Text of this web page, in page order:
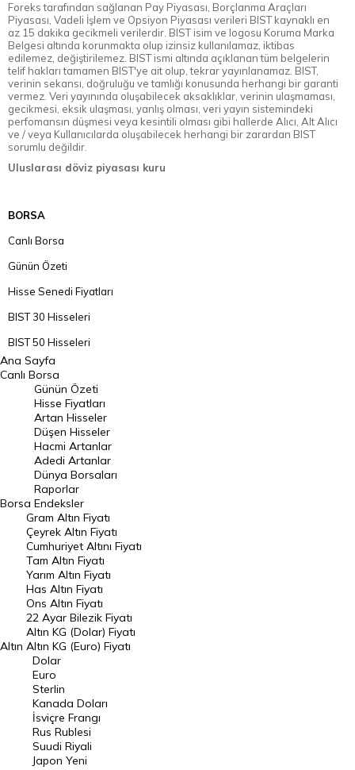
Foreks tarafından sağlanan Pay Piyasası, Borçlanma Araçları
Piyasası, Vadeli İşlem ve Opsiyon Piyasası verileri BIST kaynaklı en
az 15 dakika gecikmeli verilerdir. BIST isim ve logosu Koruma Marka
Belgesi altında korunmakta olup izinsiz kullanılamaz, iktibas
edilemez, değiştirilemez. BIST ismi altında açıklanan tüm belgelerin
telif hakları tamamen BIST'ye ait olup, tekrar yayınlanamaz. BIST,
verinin sekansı, doğruluğu ve tamlığı konusunda herhangi bir garanti
vermez. Veri yayınında oluşabilecek aksaklıklar, verinin ulaşmaması,
gecikmesi, eksik ulaşması, yanlış olması, veri yayın sistemindeki
perfomansın düşmesi veya kesintili olması gibi hallerde Alıcı, Alt Alıcı
ve / veya Kullanıcılarda oluşabilecek herhangi bir zarardan BIST
sorumlu değildir.
Uluslarası döviz piyasası kuru
BORSA
Canlı Borsa
Günün Özeti
Hisse Senedi Fiyatları
BIST 30 Hisseleri
BIST 50 Hisseleri
BIST 100 Hisseleri
En Çok Artan Hisseler
En Çok Düşen Hisseler
Hacmi Artanlar
Geçmiş Kapanışlar
Dünya Borsaları
Raporlar
Endeksler
DÖVİZ
Döviz Kuru
Dolar Kuru
Euro Kuru
Pound Kuru
Frank Kuru
Riyal Kuru
Avustralya Doları
Ana Sayfa
Canlı Borsa
Borsa
Günün Özeti
Hisse Fiyatları
Artan Hisseler
Düşen Hisseler
Hacmi Artanlar
Adedi Artanlar
Dünya Borsaları
Raporlar
Endeksler
Altın
Gram Altın Fiyatı
Çeyrek Altın Fiyatı
Cumhuriyet Altını Fiyatı
Tam Altın Fiyatı
Yarım Altın Fiyatı
Has Altın Fiyatı
Ons Altın Fiyatı
22 Ayar Bilezik Fiyatı
Altın KG (Dolar) Fiyatı
Altın KG (Euro) Fiyatı
Dolar
Euro
Sterlin
Kanada Doları
İsviçre Frangı
Rus Rublesi
Suudi Riyali
Japon Yeni